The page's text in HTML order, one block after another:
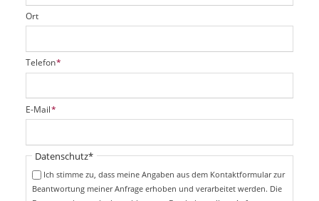
Ort
P
f
i
c
t
f
Telefon*
P
f
i
E-Mail*
Pflichtfeld
Datenschutz*
Ich stimme zu, dass meine Angaben aus dem Kontaktformular zur
Beantwortung meiner Anfrage erhoben und verarbeitet werden. Die